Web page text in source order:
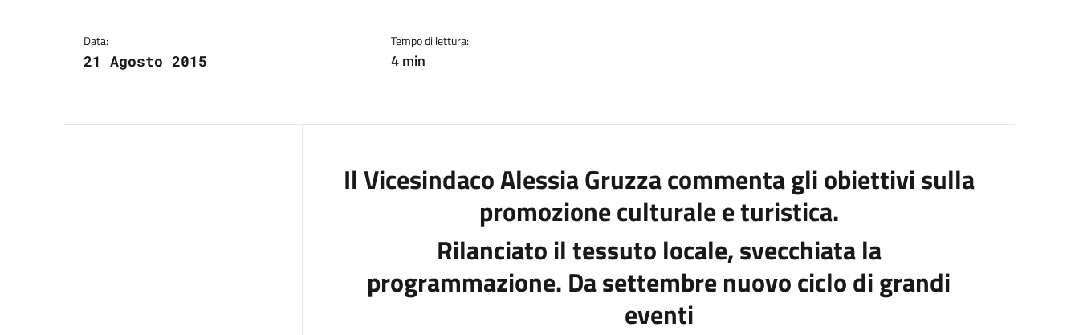
Data:
21 Agosto 2015
Tempo di lettura:
4 min
Il Vicesindaco Alessia Gruzza commenta gli obiettivi sulla
promozione culturale e turistica.
Rilanciato il tessuto locale, svecchiata la
programmazione. Da settembre nuovo ciclo di grandi
eventi